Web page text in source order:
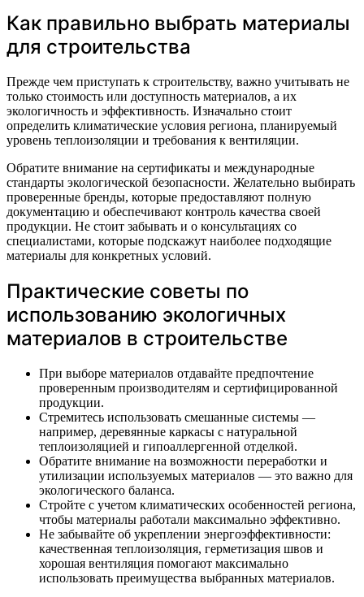
Как правильно выбрать материалы
для строительства
Прежде чем приступать к строительству, важно учитывать не
только стоимость или доступность материалов, а их
экологичность и эффективность. Изначально стоит
определить климатические условия региона, планируемый
уровень теплоизоляции и требования к вентиляции.
Обратите внимание на сертификаты и международные
стандарты экологической безопасности. Желательно выбирать
проверенные бренды, которые предоставляют полную
документацию и обеспечивают контроль качества своей
продукции. Не стоит забывать и о консультациях со
специалистами, которые подскажут наиболее подходящие
материалы для конкретных условий.
Практические советы по
использованию экологичных
материалов в строительстве
При выборе материалов отдавайте предпочтение
проверенным производителям и сертифицированной
продукции.
Стремитесь использовать смешанные системы —
например, деревянные каркасы с натуральной
теплоизоляцией и гипоаллергенной отделкой.
Обратите внимание на возможности переработки и
утилизации используемых материалов — это важно для
экологического баланса.
Стройте с учетом климатических особенностей региона,
чтобы материалы работали максимально эффективно.
Не забывайте об укреплении энергоэффективности:
качественная теплоизоляция, герметизация швов и
хорошая вентиляция помогают максимально
использовать преимущества выбранных материалов.